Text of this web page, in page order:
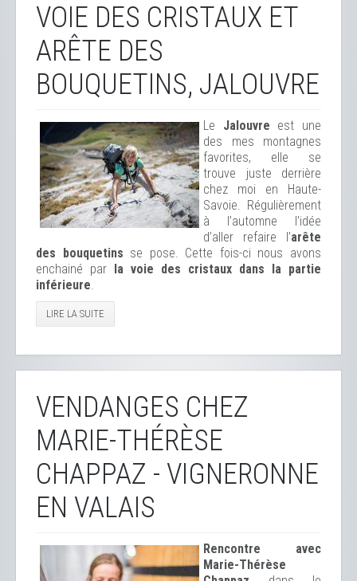
VOIE DES CRISTAUX ET
ARÊTE DES
BOUQUETINS, JALOUVRE
Le Jalouvre est une
des mes montagnes
favorites, elle se
trouve juste derrière
chez moi en Haute-
Savoie. Régulièrement
à l’automne l’idée
d’aller refaire l’arête
des bouquetins se pose. Cette fois-ci nous avons
enchainé par la voie des cristaux dans la partie
inférieure.
LIRE LA SUITE
VENDANGES CHEZ
MARIE-THÉRÈSE
CHAPPAZ - VIGNERONNE
EN VALAIS
Rencontre avec
Marie-Thérèse